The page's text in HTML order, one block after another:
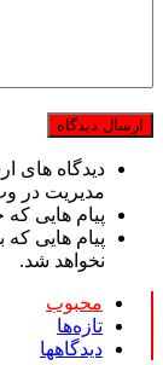
دیدگاه های
مدیریت در
پیام هایی
پیام هایی
نخواهد شد.
محبوب
تازه‌ها
دیدگاهها